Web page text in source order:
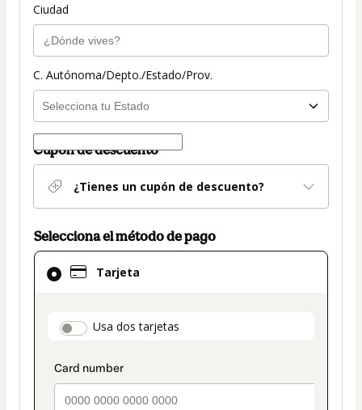
Ciudad
C. Autónoma/Depto./Estado/Prov.
Cupón de descuento
¿Tienes un cupón de descuento?
Selecciona el método de pago
Tarjeta
payment_data.section_title_v2
Usa dos tarjetas
El
método
seleccionado
Tarjeta